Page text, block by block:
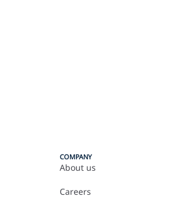
COMPANY
About us
Careers